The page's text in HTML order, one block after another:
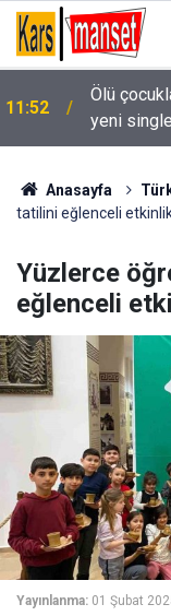
11:52
Ölü
yeni
11:52
ediliyor
Anasayfa
tatilini eğlenceli
Yüzlerce
eğlenceli
Yayınlanma: 01 Şubat